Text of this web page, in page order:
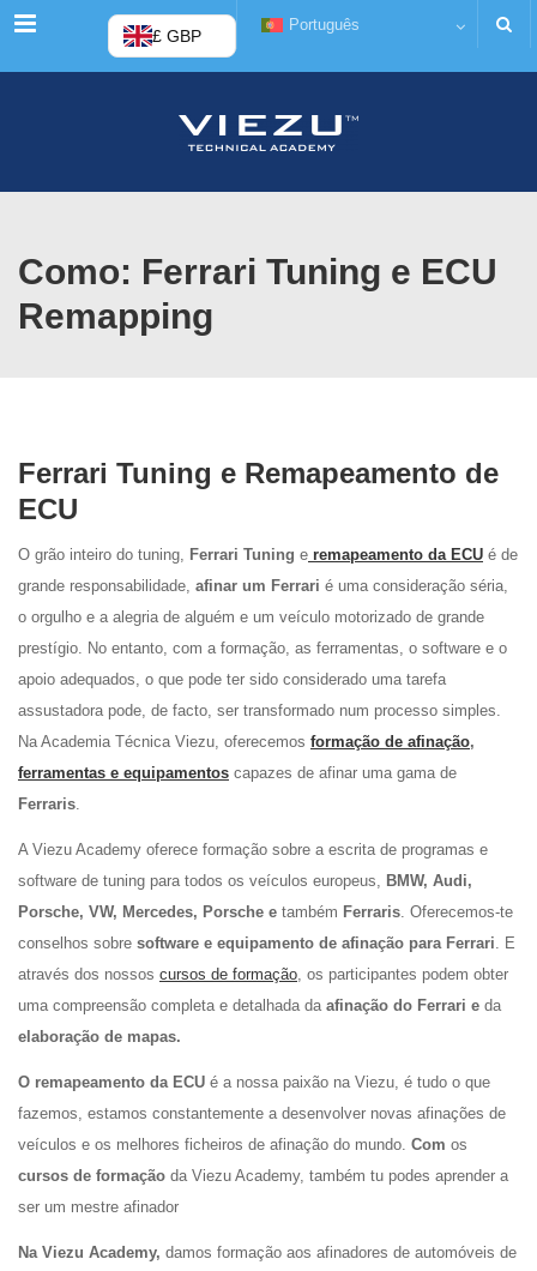
Cardápio £ GBP
Português
Como: Ferrari Tuning e ECU
Remapping
Ferrari Tuning e Remapeamento de
ECU
O grão inteiro do tuning, Ferrari Tuning e remapeamento da ECU é de
grande responsabilidade, afinar um Ferrari é uma consideração séria,
o orgulho e a alegria de alguém e um veículo motorizado de grande
prestígio. No entanto, com a formação, as ferramentas, o software e o
apoio adequados, o que pode ter sido considerado uma tarefa
assustadora pode, de facto, ser transformado num processo simples.
Na Academia Técnica Viezu, oferecemos formação de afinação,
ferramentas e equipamentos capazes de afinar uma gama de
Ferraris.
A Viezu Academy oferece formação sobre a escrita de programas e
software de tuning para todos os veículos europeus, BMW, Audi,
Porsche, VW, Mercedes, Porsche e também Ferraris. Oferecemos-te
conselhos sobre software e equipamento de afinação para Ferrari. E
através dos nossos cursos de formação, os participantes podem obter
uma compreensão completa e detalhada da afinação do Ferrari e da
elaboração de mapas.
O remapeamento da ECU é a nossa paixão na Viezu, é tudo o que
fazemos, estamos constantemente a desenvolver novas afinações de
veículos e os melhores ficheiros de afinação do mundo. Com os
cursos de formação da Viezu Academy, também tu podes aprender a
ser um mestre afinador
Na Viezu Academy, damos formação aos afinadores de automóveis de